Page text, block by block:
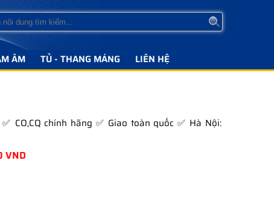
ÂM TỦ - THANG MÁNG LIÊN HỆ
CO,CQ chính hãng ✅ Giao toàn quốc ✅ Hà Nội:
VND